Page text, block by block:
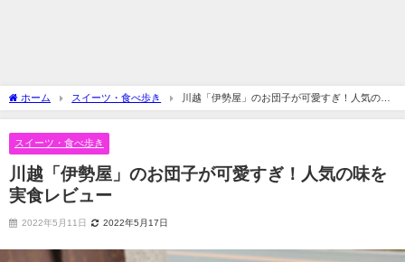
ホーム スイーツ・食べ歩き
川越「伊勢屋」のお団子が可愛すぎ！人気の味
を実食レビュー
スイーツ・食べ歩き
川越「伊勢屋」のお団子が可愛すぎ！人気の味を
実食レビュー
2022年5月11日 2022年5月17日